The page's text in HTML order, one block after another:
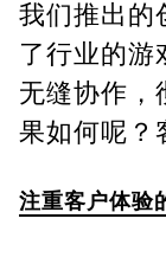
我们推出的
了行业的游
无缝协作，
果如何呢？
注重客户体验